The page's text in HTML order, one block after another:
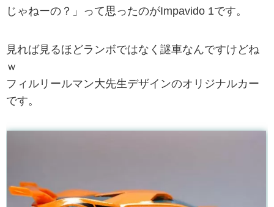
じゃねーの？」って思ったのがImpavido 1です。
見れば見るほどランボではなく謎車なんですけどね
ｗ
フィルリールマン大先生デザインのオリジナルカー
です。